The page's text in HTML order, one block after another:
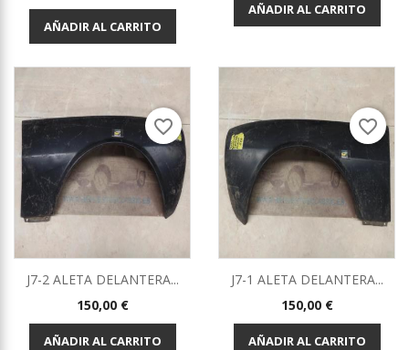
AÑADIR AL CARRITO
AÑADIR AL CARRITO
J7-2 ALETA DELANTERA...
Precio
150,00 €
AÑADIR AL CARRITO
favorite_border
J7-1 ALETA DELANTERA...
Precio
150,00 €
AÑADIR AL CARRITO
favorite_border